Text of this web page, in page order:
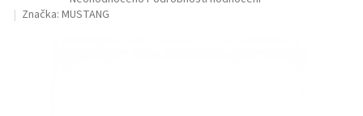
hodnocení
Značka: MUSTANG